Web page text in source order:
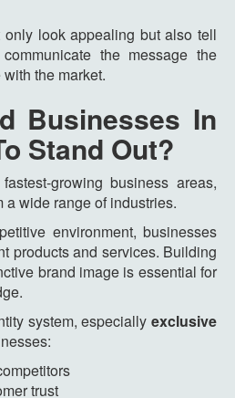
look appealing but also tell
the message the
the market.
Businesses In
Stand Out?
growing business areas,
a wide range of industries.
environment, businesses
products and services. Building
brand image is essential for
system, especially exclusive
trust